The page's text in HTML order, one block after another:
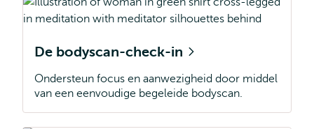
De bodyscan-check-in
Ondersteun focus en aanwezigheid door middel
van een eenvoudige begeleide bodyscan.